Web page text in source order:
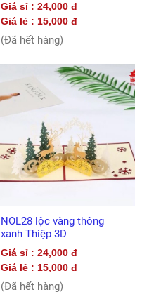
Giá sỉ : 24,000 đ
Giá lẻ : 15,000 đ
(Đã hết hàng)
NOL28 lộc vàng thông
xanh Thiệp 3D
Giá sỉ : 24,000 đ
Giá lẻ : 15,000 đ
(Đã hết hàng)